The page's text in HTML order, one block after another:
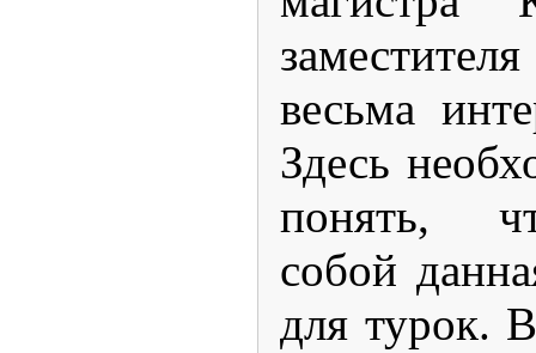
весьма
Здесь
понять,
собой
для турок.